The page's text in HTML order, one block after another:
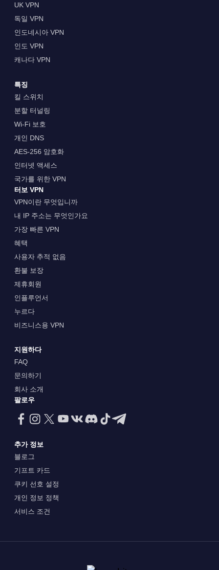
UK VPN
독일 VPN
인도네시아 VPN
인도 VPN
캐나다 VPN
특징
킬 스위치
분할 터널링
Wi-Fi 보호
개인 DNS
AES-256 암호화
인터넷 액세스
국가를 위한 VPN
터보 VPN
VPN이란 무엇입니까
내 IP 주소는 무엇인가요
가장 빠른 VPN
혜택
사용자 추적 없음
환불 보장
제휴회원
인플루언서
누르다
비즈니스용 VPN
지원하다
FAQ
문의하기
회사 소개
팔로우
추가 정보
블로그
기프트 카드
쿠키 선호 설정
개인 정보 정책
서비스 조건